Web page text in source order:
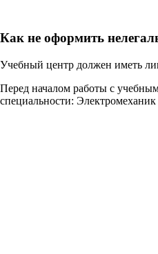
Как не оформить
Учебный центр должен иметь
Перед началом работы с
специальности: